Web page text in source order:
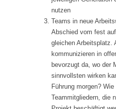
nutzen
Teams in neue
Abschied vom fest
gleichen Arbeitsplatz.
kommunizieren in
bevorzugt da, wo der
sinnvollsten wirken
Führung morgen?
Teammitgliedern, die